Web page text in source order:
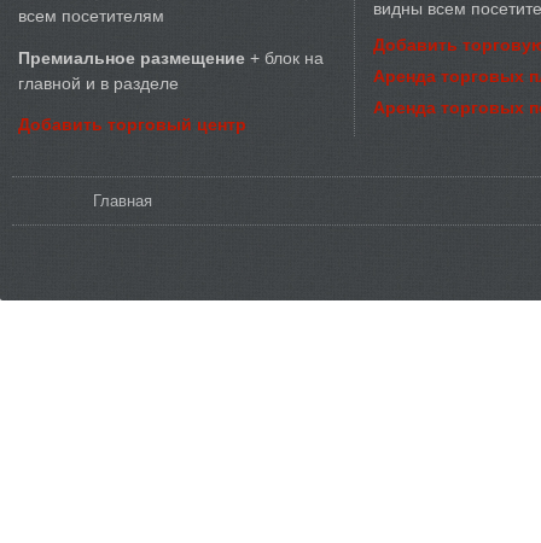
всем посетителям
Премиальное размещение + блок на
главной и в разделе
Добавить торговый центр
видны всем
Добавить
Аренда торговых
Аренда торговых
Главная